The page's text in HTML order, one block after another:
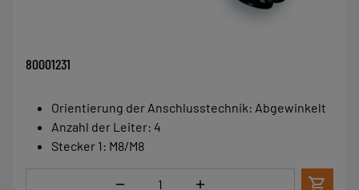
80001231
Orientierung der Anschlusstechnik: Abgewinkelt
Anzahl der Leiter: 4
Stecker 1 : M8/M8
Menge